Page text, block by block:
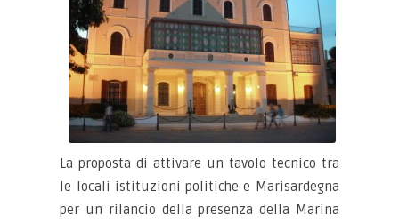
La proposta di attivare un tavolo tecnico tra
le locali istituzioni politiche e Marisardegna
per un rilancio della presenza della Marina